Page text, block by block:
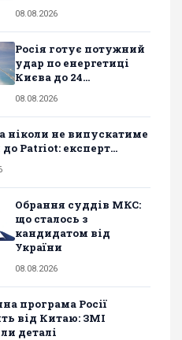
08.08.2026
Росія готує потужний
удар по енергетиці
Києва до 24...
08.08.2026
ніколи не випускатиме
до Patriot: експерт...
Обрання суддів МКС:
що сталось з
кандидатом від
України
08.08.2026
програма Росії
від Китаю: ЗМІ
деталі